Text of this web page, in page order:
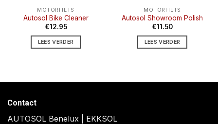
MOTORFIETS
Autosol Bike Cleaner
€12.95
LEES VERDER
MOTORFIETS
Autosol Showroom Polish
€11.50
LEES VERDER
Contact
AUTOSOL Benelux | EKKSOL